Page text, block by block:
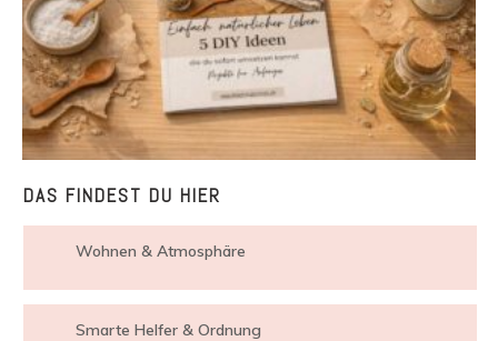
DAS FINDEST DU HIER
Wohnen & Atmosphäre
Smarte Helfer & Ordnung